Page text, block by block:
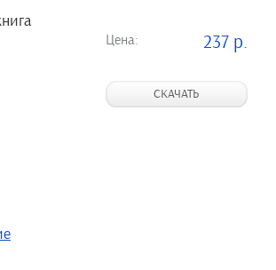
Цена: 237 р.
СКАЧАТЬ